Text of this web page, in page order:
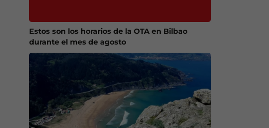
Estos son los horarios de la OTA en Bilbao
durante el mes de agosto